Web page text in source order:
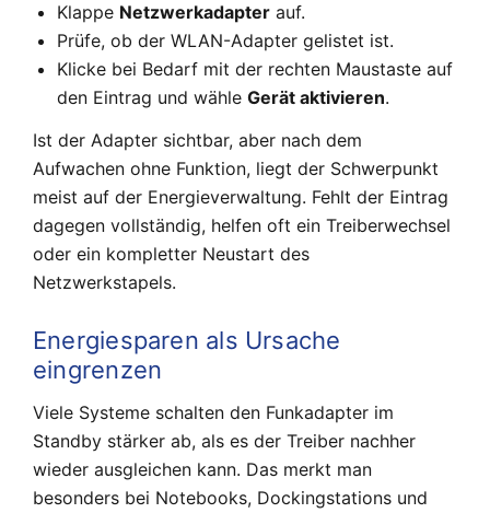
Klappe Netzwerkadapter auf.
Prüfe, ob der WLAN-Adapter gelistet ist.
Klicke bei Bedarf mit der rechten Maustaste auf
den Eintrag und wähleGerät aktivieren.
Ist der Adapter sichtbar, aber nach dem
Aufwachen ohne Funktion, liegt der Schwerpunkt
meist auf der Energieverwaltung. Fehlt der Eintrag
dagegen vollständig, helfen oft ein Treiberwechsel
oder ein kompletter Neustart des
Netzwerkstapels.
Energiesparen als Ursache
eingrenzen
Viele Systeme schalten den Funkadapter im
Standby stärker ab, als es der Treiber nachher
wieder ausgleichen kann. Das merkt man
besonders bei Notebooks, Dockingstations und